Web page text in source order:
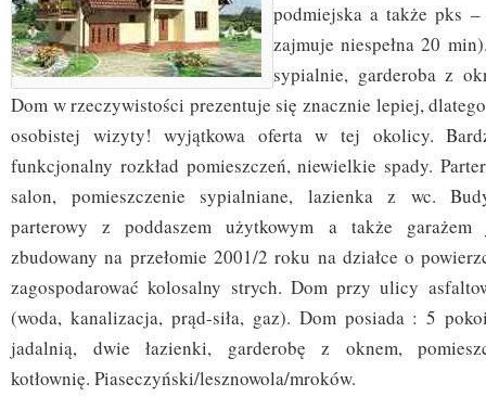
podmiejska a także pks
zajmuje niespełna 20
sypialnie, garderoba z
Dom w rzeczywistości prezentuje się znacznie lepiej,
osobistej wizyty! wyjątkowa oferta w tej okolicy.
funkcjonalny rozkład pomieszczeń, niewielkie spady.
salon, pomieszczenie sypialniane, lazienka z wc.
parterowy z poddaszem użytkowym a także garażem
zbudowany na przełomie 2001/2 roku na działce o
zagospodarować kolosalny strych. Dom przy ulicy
(woda, kanalizacja, prąd-siła, gaz). Dom posiada : 5
jadalnią, dwie łazienki, garderobę z oknem,
kotłownię. Piaseczyński/lesznowola/mroków.